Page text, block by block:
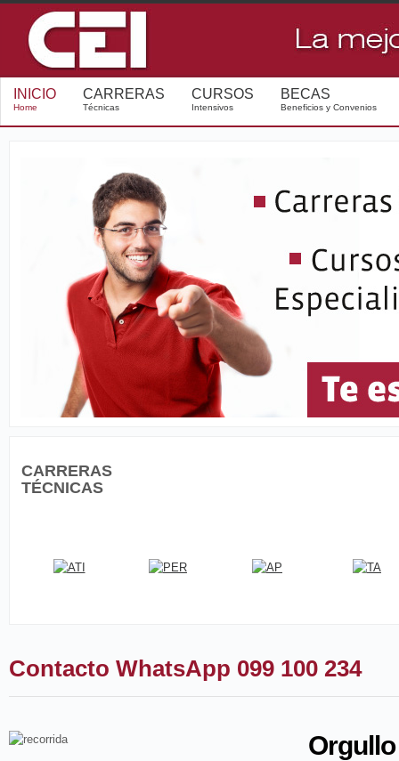
INICIO
Home
CARRERAS
Técnicas
CURSOS
Intensivos
BECAS
Beneficios y Convenios
CARRERAS
TÉCNICAS
Contacto WhatsApp 099 100 234